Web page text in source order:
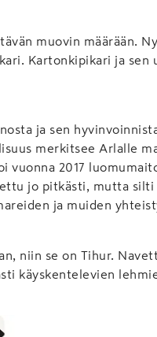
muovin määrään.
Kartonkipikari ja sen
ja sen
merkitsee Arlalle
vuonna 2017
jo pitkästi, mutta silti
ja muiden
niin se on Tihur.
käyskentelevien